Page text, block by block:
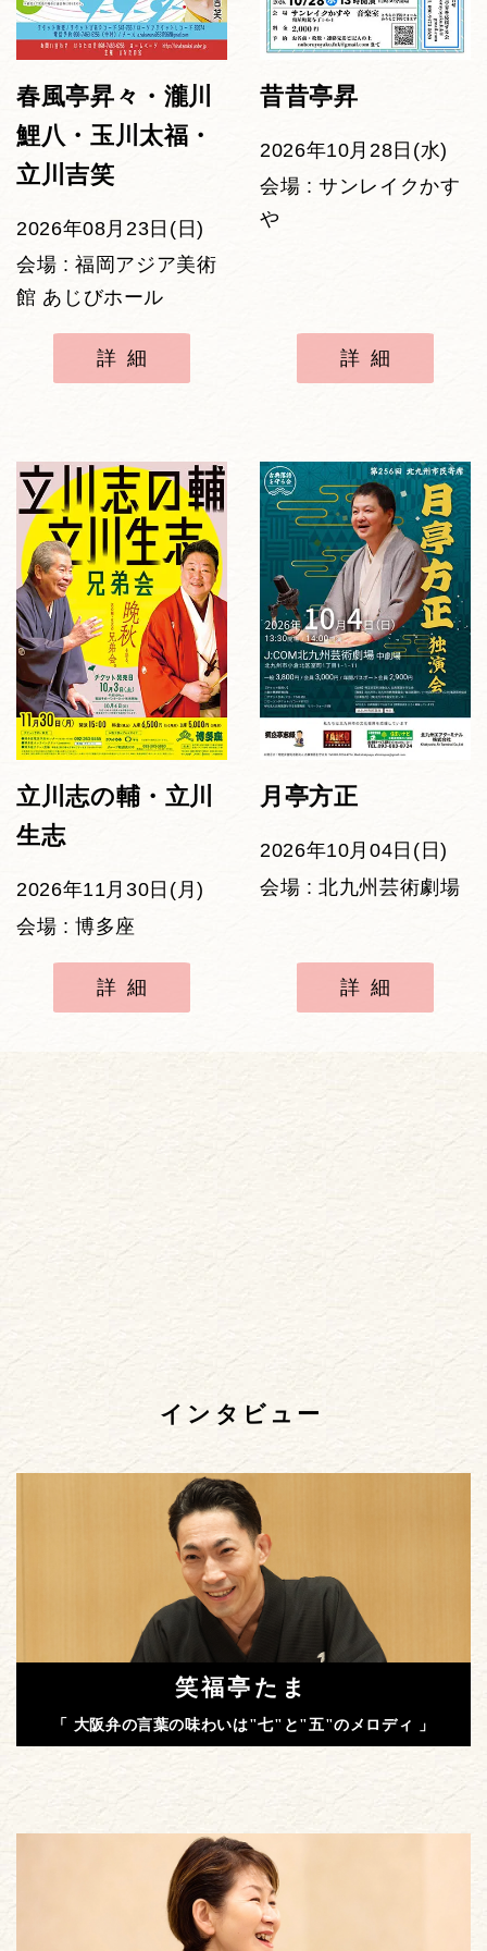
春風亭昇々・瀧川
鯉八・玉川太福・
立川吉笑
2026年08月23日(日)
会場 : 福岡アジア美術
館 あじびホール
詳細
昔昔亭昇
2026年10月28日(水)
会場 : サンレイクかす
や
詳細
立川志の輔・立川
生志
2026年11月30日(月)
会場 : 博多座
詳細
月亭方正
2026年10月04日(日)
会場 : 北九州芸術劇場
詳細
インタビュー
笑福亭たま
「 大阪弁の言葉の味わいは"七"と"五"のメロディ 」